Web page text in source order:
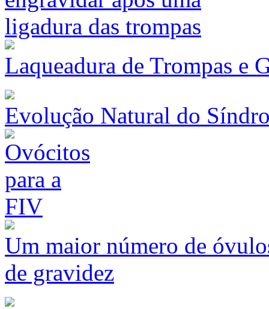
Laqueadura de Trompas e
Evolução Natural do
Um maior número de
de gravidez